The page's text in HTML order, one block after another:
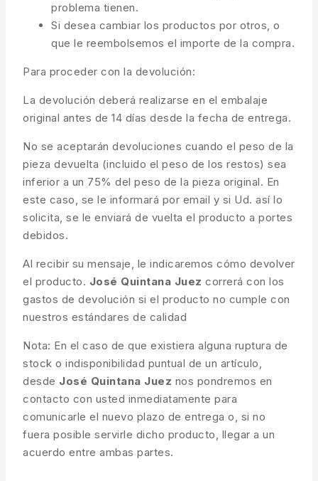
problema tienen.
Si desea cambiar los productos por otros, o
que le reembolsemos el importe de la compra.
Para proceder con la devolución:
La devolución deberá realizarse en el embalaje
original antes de 14 días desde la fecha de entrega.
No se aceptarán devoluciones cuando el peso de la
pieza devuelta (incluido el peso de los restos) sea
inferior a un 75% del peso de la pieza original. En
este caso, se le informará por email y si Ud. así lo
solicita, se le enviará de vuelta el producto a portes
debidos.
Al recibir su mensaje, le indicaremos cómo devolver
el producto. José Quintana Juez correrá con los
gastos de devolución si el producto no cumple con
nuestros estándares de calidad
Nota: En el caso de que existiera alguna ruptura de
stock o indisponibilidad puntual de un artículo,
desde José Quintana Juez nos pondremos en
contacto con usted inmediatamente para
comunicarle el nuevo plazo de entrega o, si no
fuera posible servirle dicho producto, llegar a un
acuerdo entre ambas partes.